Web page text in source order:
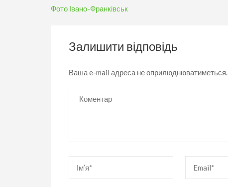
Навігація
Фото Івано-Франківськ
Залишити відповідь
Ваша e-mail адреса не оприлюднюватиметься.
Коментар